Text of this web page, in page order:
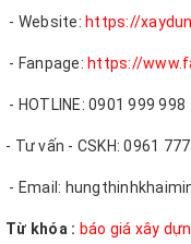
- Website: https://
- Fanpage: https://
- HOTLINE: 0901 999 998
- Tư vấn - CSKH: 0961
- Email:
Từ khóa : báo giá xây